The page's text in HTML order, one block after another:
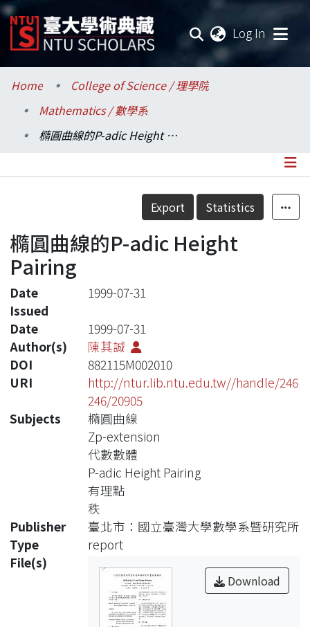
Log In
Communities & Collections
Research Outputs
Statistics
Home
College of Science / 理學院
Mathematics / 數學系
橢圓曲線的P-adic Height Pairing
Details
Export Statistics
橢圓曲線的P-adic Height
Pairing
Date
Issued
1999-07-31
Date
1999-07-31
Author(s)
陳其誠
DOI
882115M002010
URI
http://ntur.lib.ntu.edu.tw//handle/246
246/20905
Subjects
橢圓曲線
Zp-extension
代數數體
P-adic Height Pairing
有理點
秩
Publisher
臺北市：國立臺灣大學數學系暨研究所
Type
report
File(s)
Download